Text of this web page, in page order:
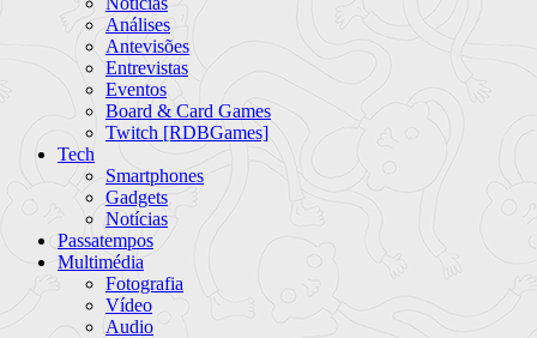
Análises
Antevisões
Entrevistas
Eventos
Board & Card Games
Twitch [RDBGames]
Tech
Smartphones
Gadgets
Notícias
Passatempos
Multimédia
Fotografia
Vídeo
Audio